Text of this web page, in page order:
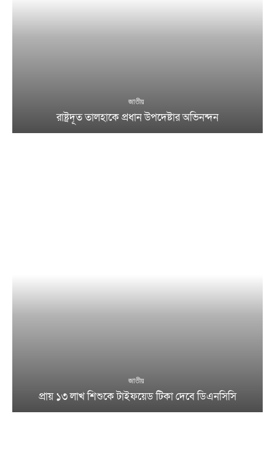
জাতীয়
রাষ্ট্রদূত তালহাকে প্রধান উপদেষ্টার অভিনন্দন
জাতীয়
প্রায় ১৩ লাখ শিশুকে টাইফয়েড টিকা দেবে ডিএনসিসি